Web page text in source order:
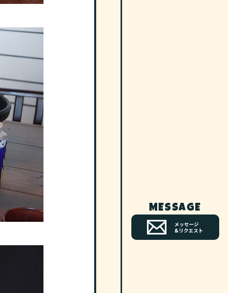
MESSAGE
メッセージ
&リクエスト